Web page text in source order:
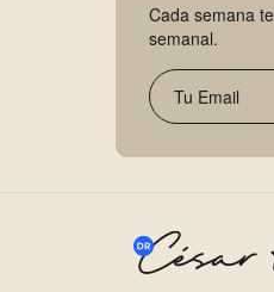
Cada semana
semanal.